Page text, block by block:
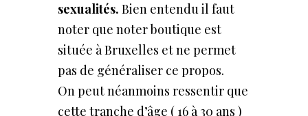
sexualités. Bien entendu il faut
noter que noter boutique est
située à Bruxelles et ne permet
pas de généraliser ce propos.
On peut néanmoins ressentir que
cette tranche d’âge ( 16 à 30 ans )